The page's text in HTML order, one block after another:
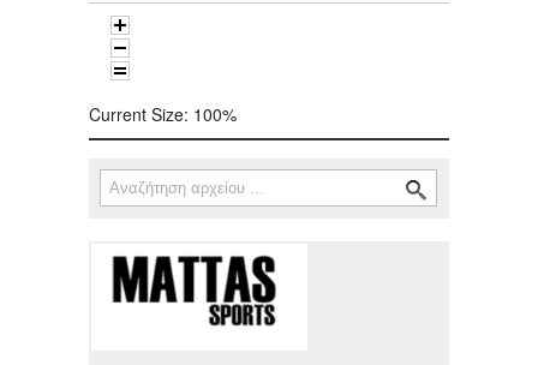
Current Size: 100%
Φόρμα αναζήτησης
Αναζήτηση